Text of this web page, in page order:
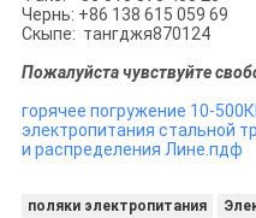
Чернь: +86 138 615 059 69
Скыпе: тангджя870124
Пожалуйста чувствуйте
горячее погружение 10-
электропитания стальной
и распределения Лине.пдф
поляки электропитания